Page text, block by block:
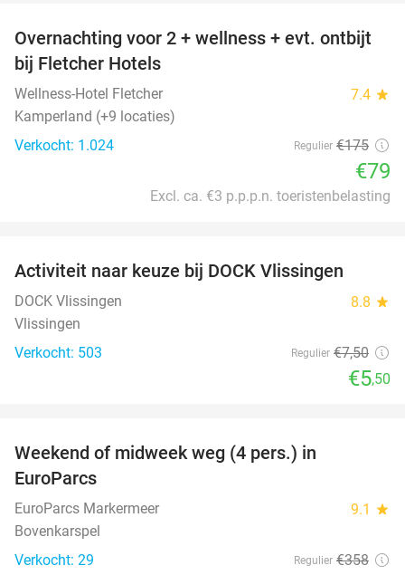
55%
Overnachting voor 2 + wellness + evt. ontbijt
bij Fletcher Hotels
Wellness-Hotel Fletcher 7.4 star
Kamperland (+9 locaties)
Verkocht: 1.024
Regulier €175
€79
Excl. ca. €3 p.p.p.n. toeristenbelasting
Activiteit naar keuze bij DOCK Vlissingen
DOCK Vlissingen 8.8 star
Vlissingen
Verkocht: 503
Regulier €7,50
€5,50
Weekend of midweek weg (4 pers.) in
EuroParcs
EuroParcs Markermeer 9.1 star
Bovenkarspel
Verkocht: 29
Regulier €358